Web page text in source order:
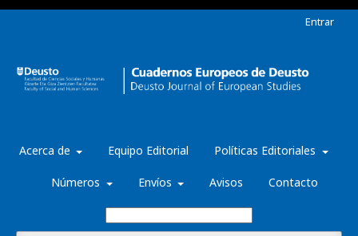
Acerca de Equipo Editorial Políticas Editoriales
Números Envíos Avisos Contacto
Entrar